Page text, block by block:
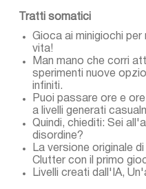
Tratti somatici
Gioca ai minigiochi
vita!
Man mano che corri
sperimenti nuove
infiniti.
Puoi passare ore e
a livelli generati
Quindi, chiediti: Sei
disordine?
La versione originale
Clutter con il primo
Livelli creati dall'IA,